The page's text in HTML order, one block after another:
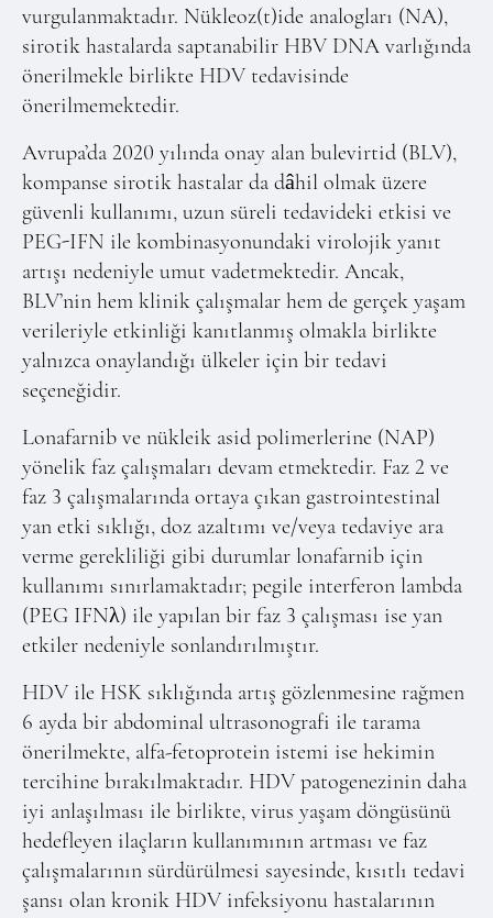
vurgulanmaktadır. Nükleoz(t)ide analogları (NA),
sirotik hastalarda saptanabilir HBV DNA varlığında
önerilmekle birlikte HDV tedavisinde
önerilmemektedir.
Avrupa’da 2020 yılında onay alan bulevirtid (BLV),
kompanse sirotik hastalar da dâhil olmak üzere
güvenli kullanımı, uzun süreli tedavideki etkisi ve
PEG-IFN ile kombinasyonundaki virolojik yanıt
artışı nedeniyle umut vadetmektedir. Ancak,
BLV’nin hem klinik çalışmalar hem de gerçek yaşam
verileriyle etkinliği kanıtlanmış olmakla birlikte
yalnızca onaylandığı ülkeler için bir tedavi
seçeneğidir.
Lonafarnib ve nükleik asid polimerlerine (NAP)
yönelik faz çalışmaları devam etmektedir. Faz 2 ve
faz 3 çalışmalarında ortaya çıkan gastrointestinal
yan etki sıklığı, doz azaltımı ve/veya tedaviye ara
verme gerekliliği gibi durumlar lonafarnib için
kullanımı sınırlamaktadır; pegile interferon lambda
(PEG IFNλ) ile yapılan bir faz 3 çalışması ise yan
etkiler nedeniyle sonlandırılmıştır.
HDV ile HSK sıklığında artış gözlenmesine rağmen
6 ayda bir abdominal ultrasonografi ile tarama
önerilmekte, alfa-fetoprotein istemi ise hekimin
tercihine bırakılmaktadır. HDV patogenezinin daha
iyi anlaşılması ile birlikte, virus yaşam döngüsünü
hedefleyen ilaçların kullanımının artması ve faz
çalışmalarının sürdürülmesi sayesinde, kısıtlı tedavi
şansı olan kronik HDV infeksiyonu hastalarının